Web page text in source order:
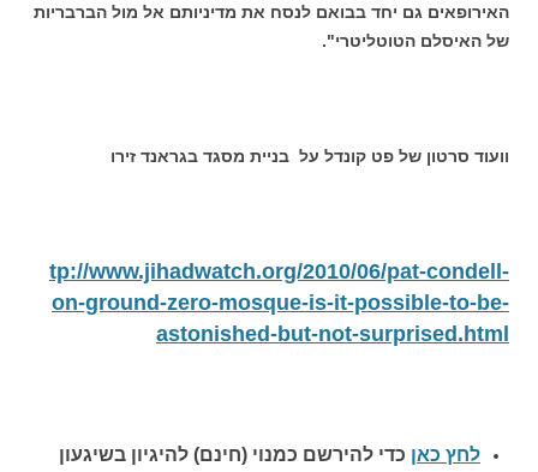
האירופאים גם יחד בבואם לנסח את מדיניותם אל מול הברבריות
של האיסלם הטוטליטרי".
וועוד סרטון של פט קונדל על בניית מסגד בגראנד זירו
tp://www.jihadwatch.org/2010/06/pat-condell-
on-ground-zero-mosque-is-it-possible-to-be-
astonished-but-not-surprised.html
לחץ כאן כדי להירשם כמנוי (חינם) להיגיון בשיגעון